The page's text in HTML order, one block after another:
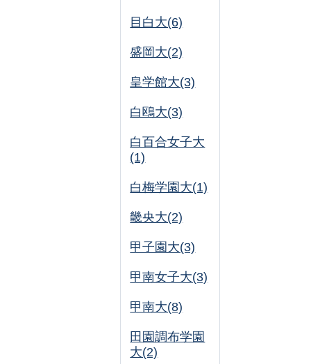
目白大(6)
盛岡大(2)
皇学館大(3)
白鴎大(3)
白百合女子大
(1)
白梅学園大(1)
畿央大(2)
甲子園大(3)
甲南女子大(3)
甲南大(8)
田園調布学園
大(2)